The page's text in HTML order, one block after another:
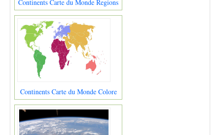
Continents Carte du Monde Regions
Continents Carte du Monde Colore